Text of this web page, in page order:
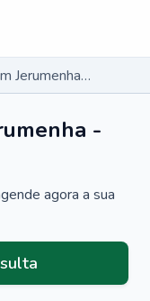
Clínico Geral em Jerumenha - PI
-
agora a sua